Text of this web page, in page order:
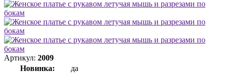
Артикул: 2009
Новинка:
да